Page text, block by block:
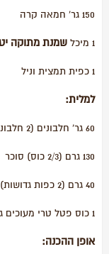
150 גר' חמאה קרה
1 מיכל שמנת מתוקה
1 כפית תמצית וניל
למלית:
60 גר' חלבונים (2 חלבונים)
130 גרם (2/3 כוס) סוכר
40 גרם (2 כפות גדושות) אינסטנט פודינג וניל
1 כוס פטל טרי מעוכים גס במזלג
אופן ההכנה: